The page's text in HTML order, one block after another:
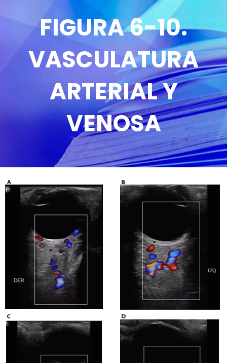
FIGURA 6-10.
VASCULATURA
ARTERIAL Y
VENOSA